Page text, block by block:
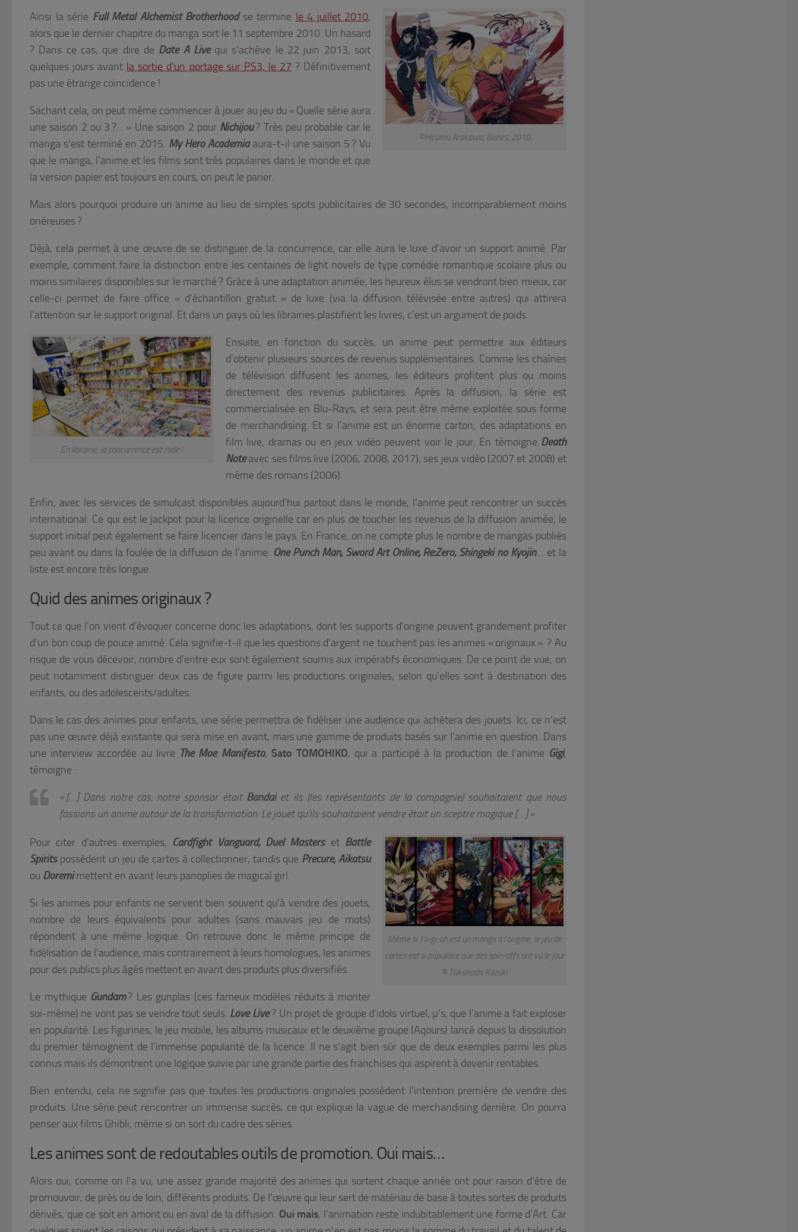
©Hiromu Arakawa, Bones, 2010
Ainsi la série Full Metal Alchemist Brotherhoodse termine le 4 juillet 2010,
alors que le dernier chapitre du manga sort le 11 septembre 2010. Un hasard
? Dans ce cas, que dire de Date A Livequi s’achève le 22 juin 2013, soit
quelques jours avant la sortie d’un portage sur PS3, le 27 ? Définitivement
pas une étrange coïncidence !
Sachant cela, on peut même commencer à jouer au jeu du « Quelle série aura
une saison 2 ou 3 ?… » Une saison 2 pour Nichijou? Très peu probable car le
manga s’est terminé en 2015. My Hero Academia aura-t-il une saison 5 ? Vu
que le manga, l’anime et les films sont très populaires dans le monde et que
la version papier est toujours en cours, on peut le parier.
Mais alors pourquoi produire un anime au lieu de simples spots publicitaires de 30 secondes, incomparablement moins
onéreuses ?
Déjà, cela permet à une œuvre de se distinguer de la concurrence, car elle aura le luxe d’avoir un support animé. Par
exemple, comment faire la distinction entre les centaines de light novels de type comédie romantique scolaire plus ou
moins similaires disponibles sur le marché ? Grâce à une adaptation animée, les heureux élus se vendront bien mieux, car
celle-ci permet de faire office « d’échantillon gratuit » de luxe (via la diffusion télévisée entre autres) qui attirera
l’attention sur le support original. Et dans un pays où les librairies plastifient les livres, c’est un argument de poids.
En librairie, la concurrence est rude !
Ensuite, en fonction du succès, un anime peut permettre aux éditeurs
d’obtenir plusieurs sources de revenus supplémentaires. Comme les chaînes
de télévision diffusent les animes, les éditeurs profitent plus ou moins
directement des revenus publicitaires. Après la diffusion, la série est
commercialisée en Blu-Rays, et sera peut être même exploitée sous forme
de merchandising. Et si l’anime est un énorme carton, des adaptations en
film live, dramas ou en jeux vidéo peuvent voir le jour. En témoigne Death
Noteavec ses films live (2006, 2008, 2017), ses jeux vidéo (2007 et 2008) et
même des romans (2006).
Enfin, avec les services de simulcast disponibles aujourd’hui partout dans le monde, l’anime peut rencontrer un succès
international. Ce qui est le jackpot pour la licence originelle car en plus de toucher les revenus de la diffusion animée, le
support initial peut également se faire licencier dans le pays. En France, on ne compte plus le nombre de mangas publiés
peu avant ou dans la foulée de la diffusion de l’anime. One Punch Man, Sword Art Online, Re:Zero, Shingeki no Kyojin… et la
liste est encore très longue.
Quid des animes originaux ?
Tout ce que l’on vient d’évoquer concerne donc les adaptations, dont les supports d’origine peuvent grandement profiter
d’un bon coup de pouce animé. Cela signifie-t-il que les questions d’argent ne touchent pas les animes « originaux » ? Au
risque de vous décevoir, nombre d’entre eux sont également soumis aux impératifs économiques. De ce point de vue, on
peut notamment distinguer deux cas de figure parmi les productions originales, selon qu’elles sont à destination des
enfants, ou des adolescents/adultes.
Dans le cas des animes pour enfants, une série permettra de fidéliser une audience qui achètera des jouets. Ici, ce n’est
pas une œuvre déjà existante qui sera mise en avant, mais une gamme de produits basés sur l’anime en question. Dans
une interview accordée au livre The Moe Manifesto, Sato TOMOHIKO, qui a participé à la production de l’anime Gigi,
témoigne :
« […] Dans notre cas, notre sponsor était Bandaiet ils (les représentants de la compagnie) souhaitaient que nous
fassions un anime autour de la transformation. Le jouet qu’ils souhaitaient vendre était un sceptre magique […] »
Même si Yu-gi-oh est un manga à l’origine, le jeu de
cartes est si populaire que des spin-offs ont vu le jour
© Takahashi Kazuki
Pour citer d’autres exemples, Cardfight Vanguard, Duel Masterset Battle
Spirits possèdent un jeu de cartes à collectionner, tandis que Precure, Aikatsu
ou Doremimettent en avant leurs panoplies de magical girl.
Si les animes pour enfants ne servent bien souvent qu’à vendre des jouets,
nombre de leurs équivalents pour adultes (sans mauvais jeu de mots)
répondent à une même logique. On retrouve donc le même principe de
fidélisation de l’audience, mais contrairement à leurs homologues, les animes
pour des publics plus âgés mettent en avant des produits plus diversifiés.
Le mythique Gundam? Les gunplas (ces fameux modèles réduits à monter
soi-même) ne vont pas se vendre tout seuls. Love Live? Un projet de groupe d’idols virtuel, µ’s, que l’anime a fait exploser
en popularité. Les figurines, le jeu mobile, les albums musicaux et le deuxième groupe (Aqours) lancé depuis la dissolution
du premier témoignent de l’immense popularité de la licence. Il ne s’agit bien sûr que de deux exemples parmi les plus
connus mais ils démontrent une logique suivie par une grande partie des franchises qui aspirent à devenir rentables.
Bien entendu, cela ne signifie pas que toutes les productions originales possèdent l’intention première de vendre des
produits. Une série peut rencontrer un immense succès, ce qui explique la vague de merchandising derrière. On pourra
penser aux films Ghibli, même si on sort du cadre des séries.
Les animes sont de redoutablesoutils de promotion. Oui mais…
Alors oui, comme on l’a vu, une assez grande majorité des animes qui sortent chaque année ont pour raison d’être de
promouvoir, de près ou de loin, différents produits. De l’œuvre qui leur sert de matériau de base à toutes sortes de produits
dérivés, que ce soit en amont ou en aval de la diffusion. Oui mais, l’animation reste indubitablement une forme d’Art. Car